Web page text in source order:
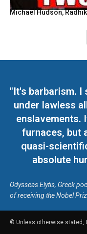
Michael Hudson,
"It's barbarism. I
under lawless
enslavements.
furnaces, but
quasi-
absolute
Odysseas Elytis, Greek
of receiving the Nobel
© Unless otherwise stated,